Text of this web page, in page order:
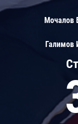
Мочалов
Галимов